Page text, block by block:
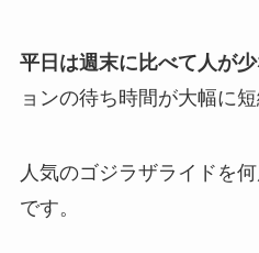
平日は週末に比べて人が
ョンの待ち時間が大幅に短
人気のゴジラザライドを
です。